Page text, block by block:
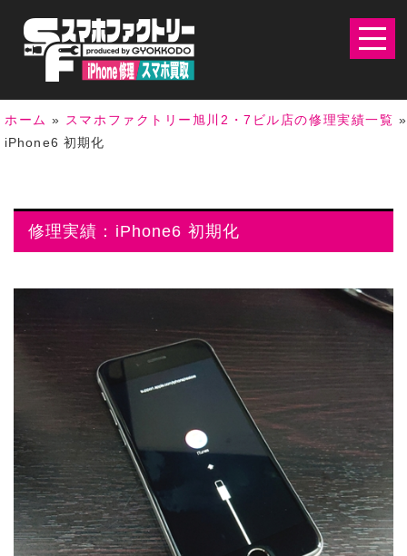
ホーム » スマホファクトリー旭川2・7ビル店の修理実績一覧 »
iPhone6 初期化
修理実績：iPhone6 初期化